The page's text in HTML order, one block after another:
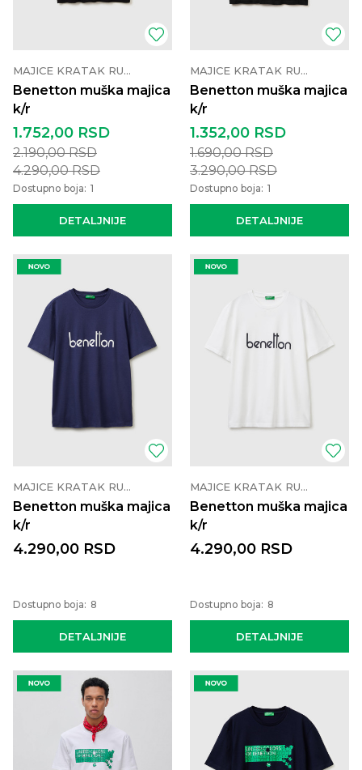
MAJICE KRATAK RUKAV
Benetton muška majica
k/r
DETALJNIJE
1.752,00 RSD
2.190,00RSD
4.290,00RSD
Dostupno boja: 1
MAJICE KRATAK RUKAV
Benetton muška majica
k/r
DETALJNIJE
1.352,00 RSD
1.690,00RSD
3.290,00RSD
Dostupno boja: 1
MAJICE KRATAK RUKAV
Benetton muška majica
k/r
DETALJNIJE
4.290,00 RSD
Dostupno boja: 8
MAJICE KRATAK RUKAV
Benetton muška majica
k/r
DETALJNIJE
4.290,00 RSD
Dostupno boja: 8